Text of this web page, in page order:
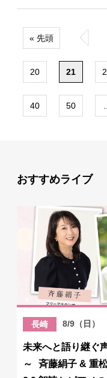
« 先頭 «
20 21
40 50
おすすめライブ
長崎 8/9（日）
未来へと語り継ぐ
～ 斉藤絹子 & 重